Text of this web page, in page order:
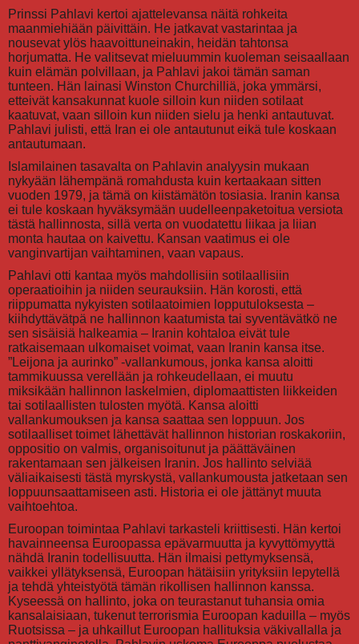
Prinssi Pahlavi kertoi ajattelevansa näitä rohkeita
maanmiehiään päivittäin. He jatkavat vastarintaa ja
nousevat ylös haavoittuneinakin, heidän tahtonsa
horjumatta. He valitsevat mieluummin kuoleman seisaallaan
kuin elämän polvillaan, ja Pahlavi jakoi tämän saman
tunteen. Hän lainasi Winston Churchilliä, joka ymmärsi,
etteivät kansakunnat kuole silloin kun niiden sotilaat
kaatuvat, vaan silloin kun niiden sielu ja henki antautuvat.
Pahlavi julisti, että Iran ei ole antautunut eikä tule koskaan
antautumaan.
Islamilainen tasavalta on Pahlavin analyysin mukaan
nykyään lähempänä romahdusta kuin kertaakaan sitten
vuoden 1979, ja tämä on kiistämätön tosiasia. Iranin kansa
ei tule koskaan hyväksymään uudelleenpaketoitua versiota
tästä hallinnosta, sillä verta on vuodatettu liikaa ja liian
monta hautaa on kaivettu. Kansan vaatimus ei ole
vanginvartijan vaihtaminen, vaan vapaus.
Pahlavi otti kantaa myös mahdollisiin sotilaallisiin
operaatioihin ja niiden seurauksiin. Hän korosti, että
riippumatta nykyisten sotilaatoimien lopputuloksesta –
kiihdyttävätpä ne hallinnon kaatumista tai syventävätkö ne
sen sisäisiä halkeamia – Iranin kohtaloa eivät tule
ratkaisemaan ulkomaiset voimat, vaan Iranin kansa itse.
”Leijona ja aurinko” -vallankumous, jonka kansa aloitti
tammikuussa verellään ja rohkeudellaan, ei muutu
miksikään hallinnon laskelmien, diplomaattisten liikkeiden
tai sotilaallisten tulosten myötä. Kansa aloitti
vallankumouksen ja kansa saattaa sen loppuun. Jos
sotilaalliset toimet lähettävät hallinnon historian roskakoriin,
oppositio on valmis, organisoitunut ja päättäväinen
rakentamaan sen jälkeisen Iranin. Jos hallinto selviää
väliaikaisesti tästä myrskystä, vallankumousta jatketaan sen
loppuunsaattamiseen asti. Historia ei ole jättänyt muuta
vaihtoehtoa.
Euroopan toimintaa Pahlavi tarkasteli kriittisesti. Hän kertoi
havainneensa Euroopassa epävarmuutta ja kyvyttömyyttä
nähdä Iranin todellisuutta. Hän ilmaisi pettymyksensä,
vaikkei yllätyksensä, Euroopan hätäisiin yrityksiin lepytellä
ja tehdä yhteistyötä tämän rikollisen hallinnon kanssa.
Kyseessä on hallinto, joka on teurastanut tuhansia omia
kansalaisiaan, tukenut terrorismia Euroopan kaduilla – myös
Ruotsissa – ja uhkaillut Euroopan hallituksia väkivallalla ja